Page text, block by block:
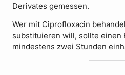
Derivates gemessen.
Wer mit Ciprofloxacin
substituieren will, sollte einen
mindestens zwei Stunden